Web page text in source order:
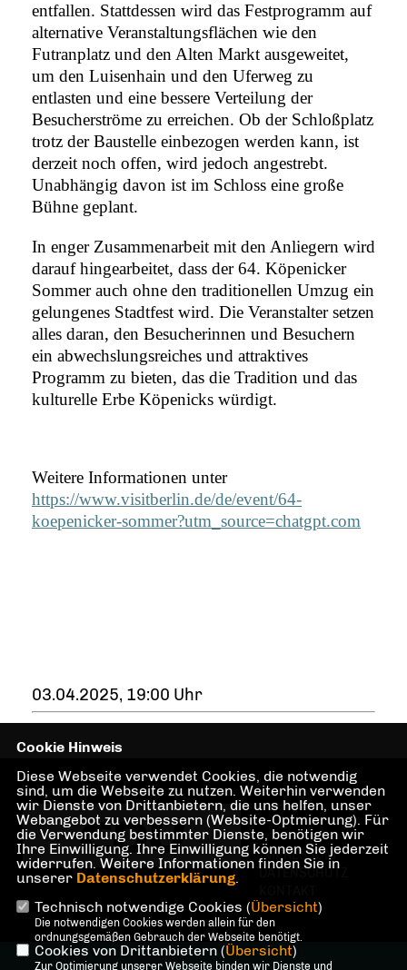
entfallen. Stattdessen wird das Festprogramm auf
alternative Veranstaltungsflächen wie den
Futranplatz und den Alten Markt ausgeweitet,
um den Luisenhain und den Uferweg zu
entlasten und eine bessere Verteilung der
Besucherströme zu erreichen. Ob der Schloßplatz
trotz der Baustelle einbezogen werden kann, ist
derzeit noch offen, wird jedoch angestrebt.
Unabhängig davon ist im Schloss eine große
Bühne geplant.
In enger Zusammenarbeit mit den Anliegern wird
darauf hingearbeitet, dass der64. Köpenicker
Sommer auch ohne den traditionellen Umzug ein
gelungenes Stadtfest wird. Die Veranstalter setzen
alles daran, den Besucherinnen und Besuchern
ein abwechslungsreiches und attraktives
Programm zu bieten, das die Tradition und das
kulturelle Erbe Köpenicks würdigt.​
Weitere Informationen unter
https://www.visitberlin.de/de/event/64-
koepenicker-sommer?utm_source=chatgpt.com
03.04.2025, 19:00 Uhr
IMPRESSUM
DATENSCHUTZ
@2026 Dr. Martin Sattelkau,
Cookie Hinweis
Diese Webseite verwendet Cookies, die notwendig
sind, um die Webseite zu nutzen. Weiterhin verwenden
wir Dienste von Drittanbietern, die uns helfen, unser
Webangebot zu verbessern (Website-Optmierung). Für
die Verwendung bestimmter Dienste, benötigen wir
Ihre Einwilligung. Ihre Einwilligung können Sie jederzeit
widerrufen. Weitere Informationen finden Sie in
unserer Datenschutzerklärung.
Technisch notwendige Cookies (Übersicht)
Die notwendigen Cookies werden allein für den
ordnungsgemäßen Gebrauch der Webseite benötigt.
Cookies von Drittanbietern (Übersicht)
Zur Optimierung unserer Webseite binden wir Dienste und